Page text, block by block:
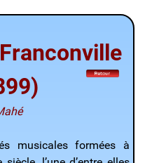
musicales formées à